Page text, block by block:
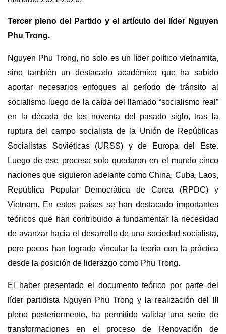
Tercer pleno del Partido y el artículo del líder Nguyen
Phu Trong.
Nguyen Phu Trong, no solo es un líder político vietnamita,
sino también un destacado académico que ha sabido
aportar necesarios enfoques al período de tránsito al
socialismo luego de la caída del llamado “socialismo real”
en la década de los noventa del pasado siglo, tras la
ruptura del campo socialista de la Unión de Repúblicas
Socialistas Soviéticas (URSS) y de Europa del Este.
Luego de ese proceso solo quedaron en el mundo cinco
naciones que siguieron adelante como China, Cuba, Laos,
República Popular Democrática de Corea (RPDC) y
Vietnam. En estos países se han destacado importantes
teóricos que han contribuido a fundamentar la necesidad
de avanzar hacia el desarrollo de una sociedad socialista,
pero pocos han logrado vincular la teoría con la práctica
desde la posición de liderazgo como Phu Trong.
El haber presentado el documento teórico por parte del
líder partidista Nguyen Phu Trong y la realización del III
pleno posteriormente, ha permitido validar una serie de
transformaciones en el proceso de Renovación de